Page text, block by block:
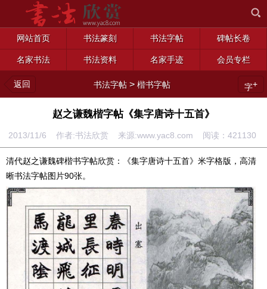
网站首页 书法篆刻 书法字帖 碑帖长卷
名家书法 书法资料 名家手迹 会员专栏
返回 书法字帖 >楷书字帖 字+
赵之谦魏楷字帖《集字唐诗十五首》
2013/11/6 作者:书法欣赏 来源:www.yac8.com 阅读： 421130
清代赵之谦魏碑楷书字帖欣赏：《集字唐诗十五首》米字格版，高清
晰书法字帖图片90张。